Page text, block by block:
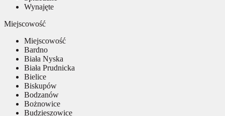
Wynajęte
Miejscowość
Miejscowość
Bardno
Biała Nyska
Biała Prudnicka
Bielice
Biskupów
Bodzanów
Bożnowice
Budzieszowice